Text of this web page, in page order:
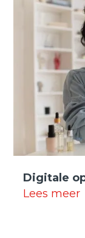
Digitale
Lees meer